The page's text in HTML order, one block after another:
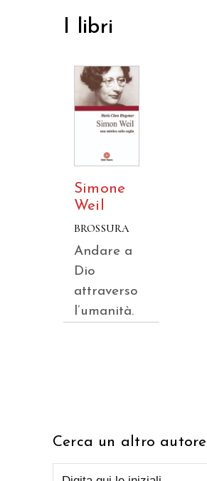
I libri
Simone
Weil
BROSSURA
Andare a
Dio
attraverso
l’umanità.
Cerca un altro autore